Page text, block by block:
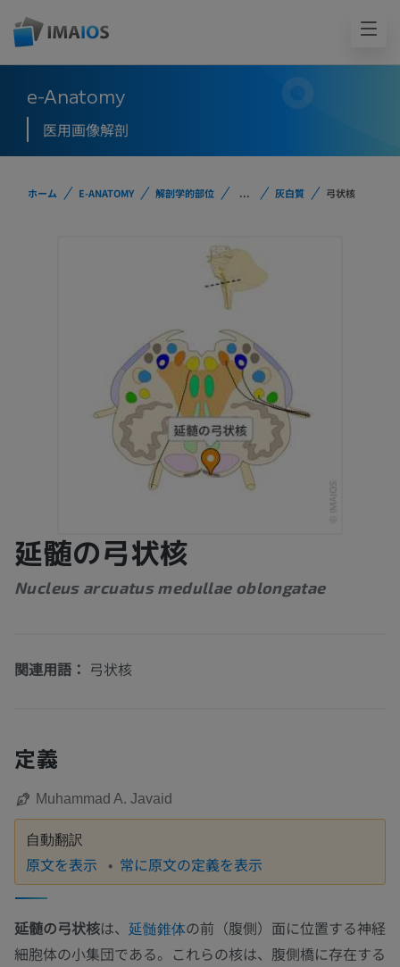
e-Anatomy
医用画像解剖
ホーム E-ANATOMY 解剖学的部位 ... 灰白質 弓状核
延髄の弓状核
Nucleus arcuatus medullae oblongatae
関連用語： 弓状核
定義
Muhammad A. Javaid
自動翻訳
原文を表示 常に原文の定義を表示
延髄の弓状核は、 延髄錐体の前（腹側）面に位置する神経
細胞体の小集団である。これらの核は、腹側橋に存在する